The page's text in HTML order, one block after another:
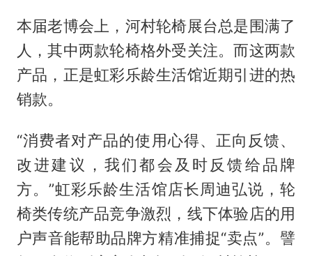
本届老博会上，河村轮椅展台总是围满了
人，其中两款轮椅格外受关注。而这两款
产品，正是虹彩乐龄生活馆近期引进的热
销款。
“消费者对产品的使用心得、正向反馈、
改进建议，我们都会及时反馈给品牌
方。”虹彩乐龄生活馆店长周迪弘说，轮
椅类传统产品竞争激烈，线下体验店的用
户声音能帮助品牌方精准捕捉“卖点”。譬